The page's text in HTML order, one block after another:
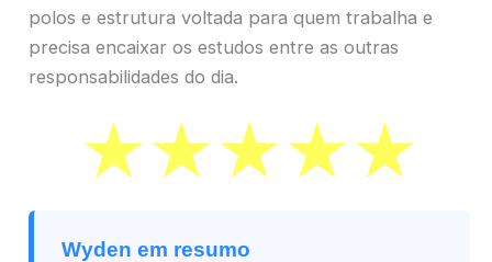
polos e estrutura voltada para quem trabalha e
precisa encaixar os estudos entre as outras
responsabilidades do dia.
Wyden em resumo